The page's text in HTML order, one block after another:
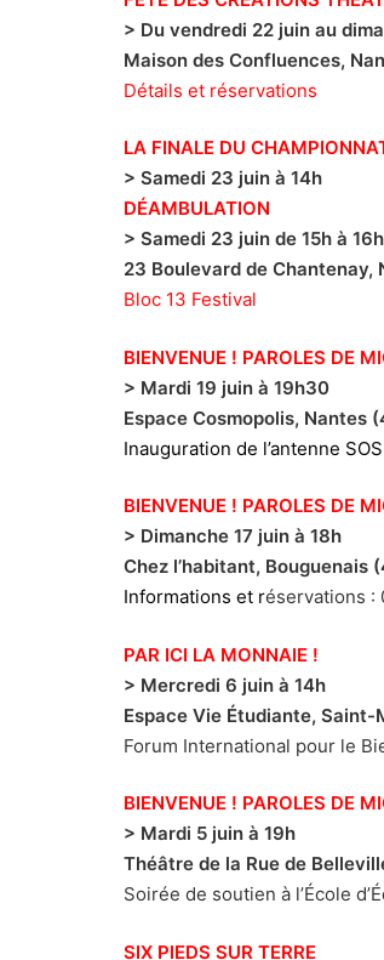
> Du vendredi 22 juin au
Maison des Confluences,
Détails et réservations
LA FINALE DU
> Samedi 23 juin à 14h
DÉAMBULATION
> Samedi 23 juin de 15h à
23 Boulevard de Chantenay,
Bloc 13 Festival
BIENVENUE ! PAROLES DE
> Mardi 19 juin à 19h30
Espace Cosmopolis, Nantes
Inauguration de l’antenne
BIENVENUE ! PAROLES DE
> Dimanche 17 juin à 18h
Chez l’habitant, Bouguenais
Informations et réservations :
PAR ICI LA MONNAIE !
> Mercredi 6 juin à 14h
Espace Vie Étudiante, Saint-
Forum International pour le
BIENVENUE ! PAROLES DE
> Mardi 5 juin à 19h
Théâtre de la Rue de
Soirée de soutien à l’École
SIX PIEDS SUR TERRE